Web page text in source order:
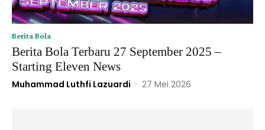
Berita Bola
Berita Bola Terbaru 27 September 2025 –
Starting Eleven News
Muhammad Luthfi Lazuardi - 27 Mei 2026